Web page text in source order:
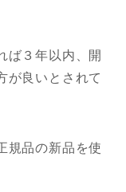
ば３年以内、開
が良いとされて
規品の新品を使